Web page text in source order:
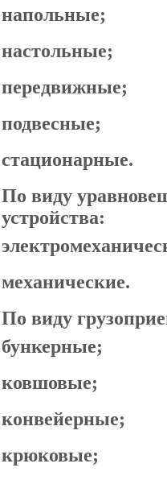
напольные;
настольные;
передвижные;
подвесные;
стационарные.
По виду
устройства:
механические.
По виду
бункерные;
ковшовые;
конвейерные;
крюковые;